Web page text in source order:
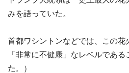
みを語っていた。
首都ワシントンなどでは、この花
「非常に不健康」なレベルであ
た。）